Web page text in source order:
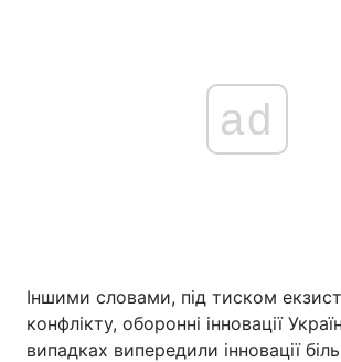
ad
Іншими словами, під тиском
конфлікту, оборонні інновації
випадках випередили інновації